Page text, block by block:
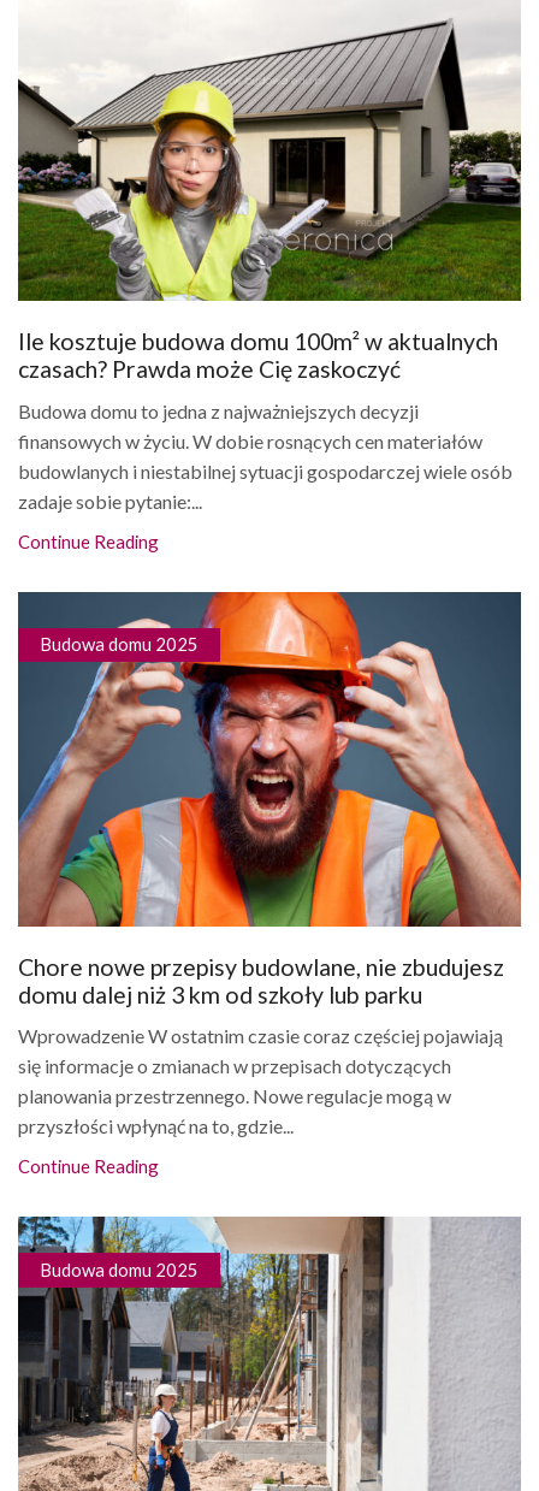
Ile kosztuje budowa domu 100m² w aktualnych
czasach? Prawda może Cię zaskoczyć
Budowa domu to jedna z najważniejszych decyzji
finansowych w życiu. W dobie rosnących cen materiałów
budowlanych i niestabilnej sytuacji gospodarczej wiele osób
zadaje sobie pytanie:...
Continue Reading
Budowa domu 2025
Chore nowe przepisy budowlane, nie zbudujesz
domu dalej niż 3 km od szkoły lub parku
Wprowadzenie W ostatnim czasie coraz częściej pojawiają
się informacje o zmianach w przepisach dotyczących
planowania przestrzennego. Nowe regulacje mogą w
przyszłości wpłynąć na to, gdzie...
Continue Reading
Budowa domu 2025